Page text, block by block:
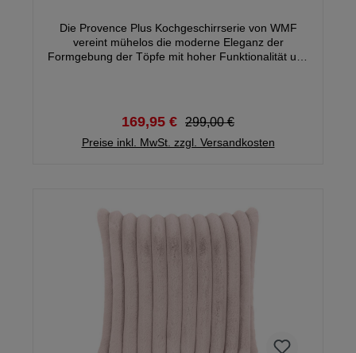
Die Provence Plus Kochgeschirrserie von WMF
vereint mühelos die moderne Eleganz der
Formgebung der Töpfe mit hoher Funktionalität und
169,95 € 299,00 €
Preise inkl. MwSt. zzgl. Versandkosten